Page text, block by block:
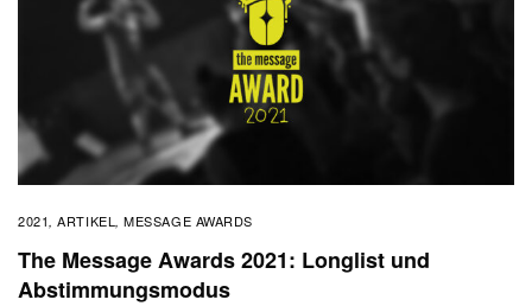
2021 ,ARTIKEL ,MESSAGE AWARDS
The Message Awards 2021: Longlist und
Abstimmungsmodus